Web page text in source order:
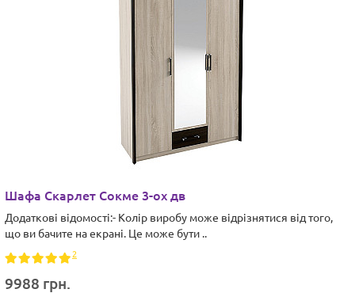
Шафа Скарлет Сокме 3-ох дв
Додаткові відомості:- Колір виробу може відрізнятися від того,
що ви бачите на екрані. Це може бути ..
2
9988 грн.